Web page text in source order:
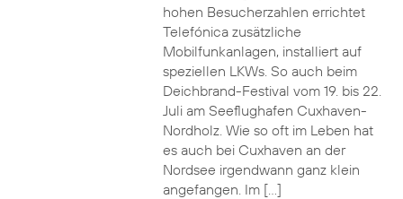
hohen Besucherzahlen errichtet
Telefónica zusätzliche
Mobilfunkanlagen, installiert auf
speziellen LKWs. So auch beim
Deichbrand-Festival vom 19. bis 22.
Juli am Seeflughafen Cuxhaven-
Nordholz. Wie so oft im Leben hat
es auch bei Cuxhaven an der
Nordsee irgendwann ganz klein
angefangen. Im […]